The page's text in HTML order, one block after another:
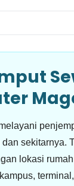
sekitarnya.
lokasi